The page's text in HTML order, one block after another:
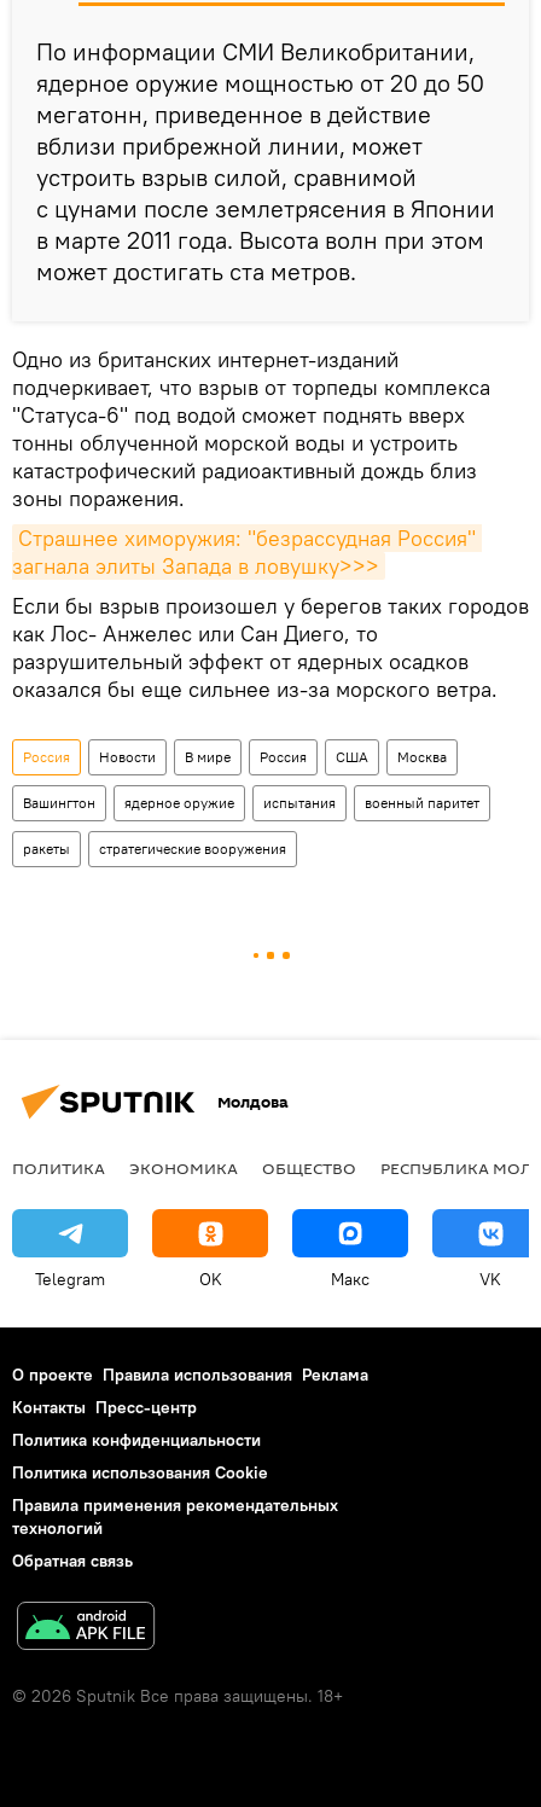
По информации СМИ Великобритании,
ядерное оружие мощностью от 20 до 50
мегатонн, приведенное в действие
вблизи прибрежной линии, может
устроить взрыв силой, сравнимой
с цунами после землетрясения в Японии
в марте 2011 года. Высота волн при этом
может достигать ста метров.
Одно из британских интернет-изданий
подчеркивает, что взрыв от торпеды комплекса
"Статуса-6" под водой сможет поднять вверх
тонны облученной морской воды и устроить
катастрофический радиоактивный дождь близ
зоны поражения.
Страшнее химоружия: "безрассудная Россия"
загнала элиты Запада в ловушку>>>
Если бы взрыв произошел у берегов таких городов
как Лос- Анжелес или Сан Диего, то
разрушительный эффект от ядерных осадков
оказался бы еще сильнее из-за морского ветра.
Россия Новости В мире Россия США Москва
Вашингтон ядерное оружие испытания военный паритет
ракеты стратегические вооружения
Молдова
ПОЛИТИКА ЭКОНОМИКА ОБЩЕСТВО РЕСПУБЛИКА
Telegram OK Макс VK
О проекте Правила использования Реклама
Контакты Пресс-центр
Политика конфиденциальности
Политика использования Cookie
Правила применения рекомендательных
технологий
Обратная связь
© 2026 Sputnik Все права защищены. 18+